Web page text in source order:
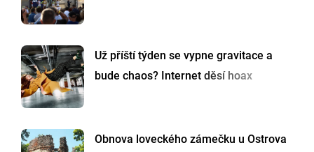
Už příští týden se vypne gravitace a
bude chaos? Internet děsí hoax
Obnova loveckého zámečku u Ostrova